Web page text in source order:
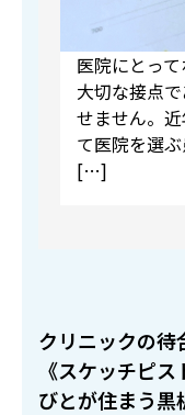
医院にとっ
大切な接点
せません。
て医院を選
[…]
クリニックの待
《スケッチピ
びとが住まう黒